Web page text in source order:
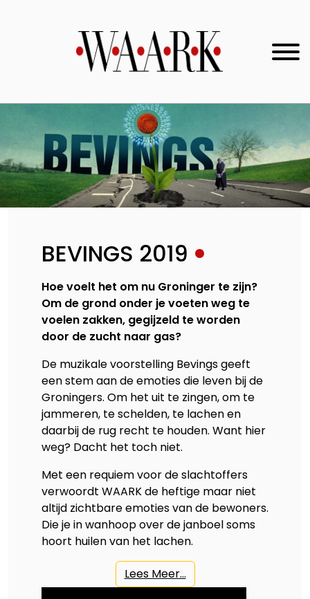
BEVINGS 2019
Hoe voelt het om nu Groninger te zijn?
Om de grond onder je voeten weg te
voelen zakken, gegijzeld te worden
door de zucht naar gas?
De muzikale voorstelling Bevingsgeeft
een stem aan de emoties die leven bij de
Groningers. Om het uit te zingen, om te
jammeren, te schelden, te lachen en
daarbij de rug recht te houden. Want hier
weg? Dacht het toch niet.
Met een requiem voor de slachtoffers
verwoordt WAARK de heftige maar niet
altijd zichtbare emoties van de bewoners.
Die je in wanhoop over de janboel soms
hoort huilen van het lachen.
Lees Meer...